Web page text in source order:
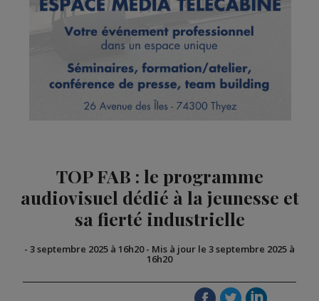
TOP FAB : le programme
audiovisuel dédié à la jeunesse et
sa fierté industrielle
- 3 septembre 2025 à 16h20- Mis à jour le 3 septembre 2025 à
16h20